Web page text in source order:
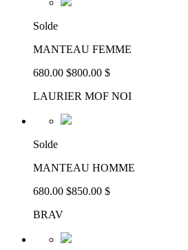
Solde
MANTEAU FEMME
680.00 $800.00 $
LAURIER MOF NOI
Solde
MANTEAU HOMME
680.00 $850.00 $
BRAV